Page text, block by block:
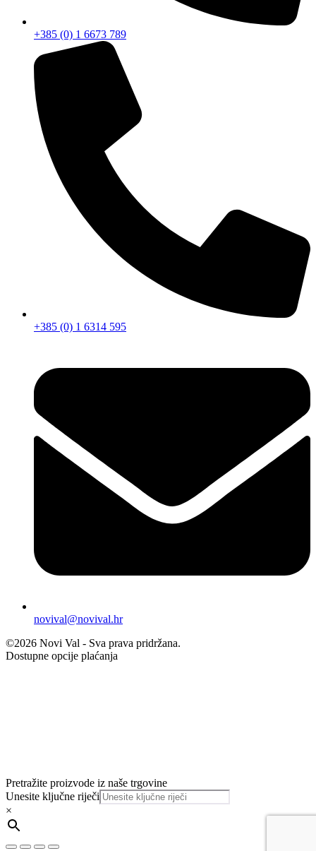
+385 (0) 1 6673 789
+385 (0) 1 6314 595
novival@novival.hr
©2026 Novi Val - Sva prava pridržana.
Dostupne opcije plaćanja
Pretražite proizvode iz naše trgovine
Unesite ključne riječi
×